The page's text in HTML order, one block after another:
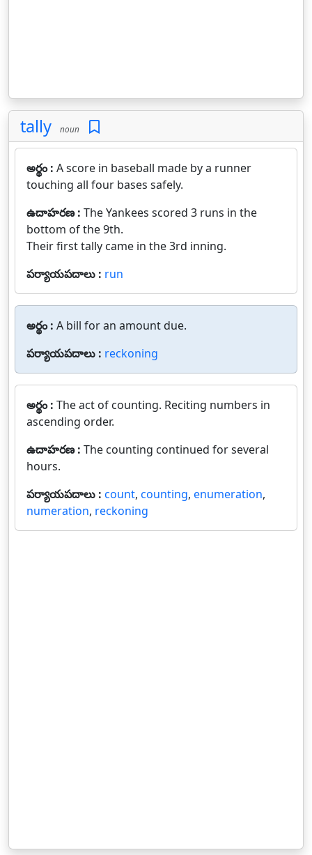
tally noun
అర్థం : A score in baseball made by a runner
touching all four bases safely.
ఉదాహరణ : The Yankees scored 3 runs in the
bottom of the 9th.
Their first tally came in the 3rd inning.
పర్యాయపదాలు : run
అర్థం : A bill for an amount due.
పర్యాయపదాలు : reckoning
అర్థం : The act of counting. Reciting numbers in
ascending order.
ఉదాహరణ : The counting continued for several
hours.
పర్యాయపదాలు : count, counting, enumeration,
numeration, reckoning